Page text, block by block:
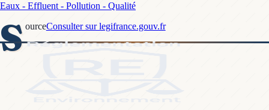
Eaux - Effluent - Pollution - Qualité
S ourceConsulter sur legifrance.gouv.fr